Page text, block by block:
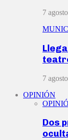
7
7
OPINIÓN
Dos